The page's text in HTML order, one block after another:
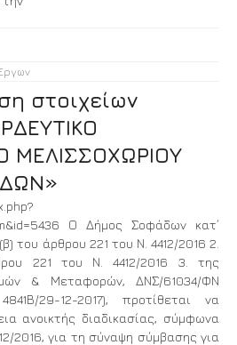
στοιχείων
ΜΕΛΙΣΣΟΧΩΡΙΟΥ
Ο Δήμος Σοφάδων κατ΄
του άρθρου 221 του Ν. 4412/2016 2.
221 του Ν. 4412/2016 3. της
& Μεταφορών, ΔΝΣ/61034/ΦΝ
29-12-2017), προτίθεται να
ανοικτής διαδικασίας, σύμφωνα
2016, για τη σύναψη σύμβασης για